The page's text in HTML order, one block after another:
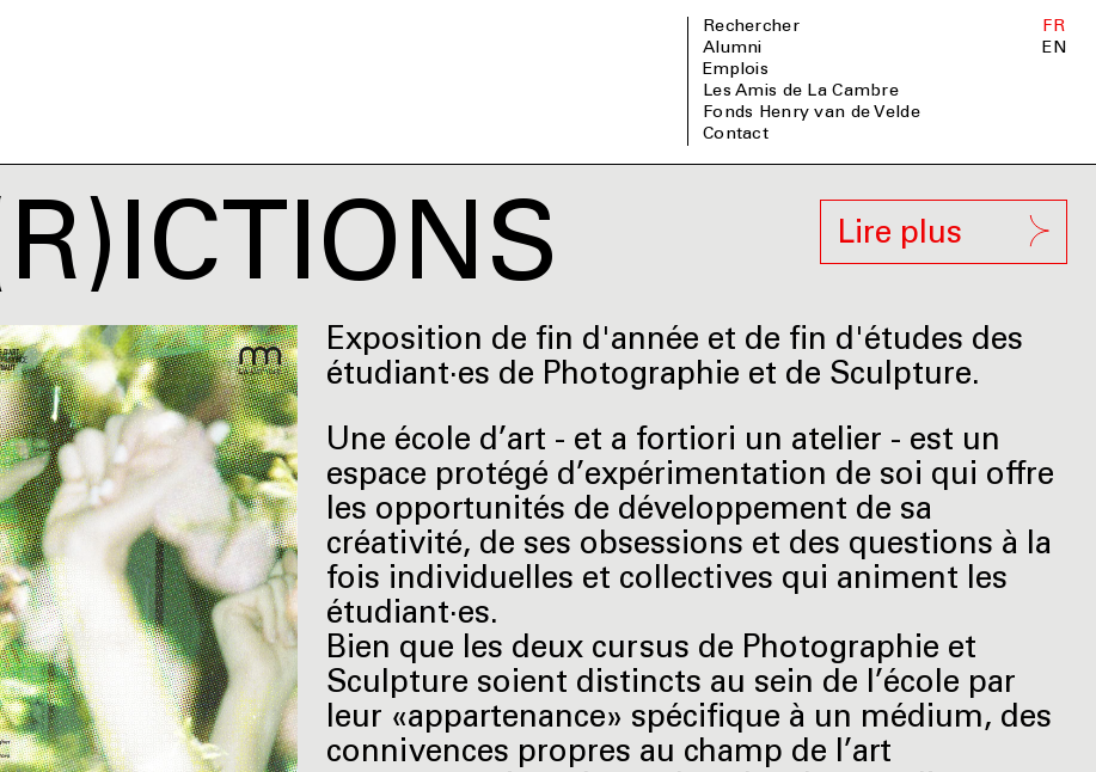
Rechercher
Alumni
Emplois
Les Amis de La Cambre
Fonds Henry van de Velde
Contact
FR
EN
Lire plus
Exposition de fin d'année et de fin d'études des
étudiant·es de Photographie et de Sculpture.
Une école d’art - et a fortiori un atelier - est un
espace protégé d’expérimentation de soi qui offre
les opportunités de développement de sa
créativité, de ses obsessions et des questions à la
fois individuelles et collectives qui animent les
étudiant·es.
Bien que les deux cursus de Photographie et
Sculpture soient distincts au sein de l’école par
leur «appartenance» spécifique à un médium, des
connivences propres au champ de l’art